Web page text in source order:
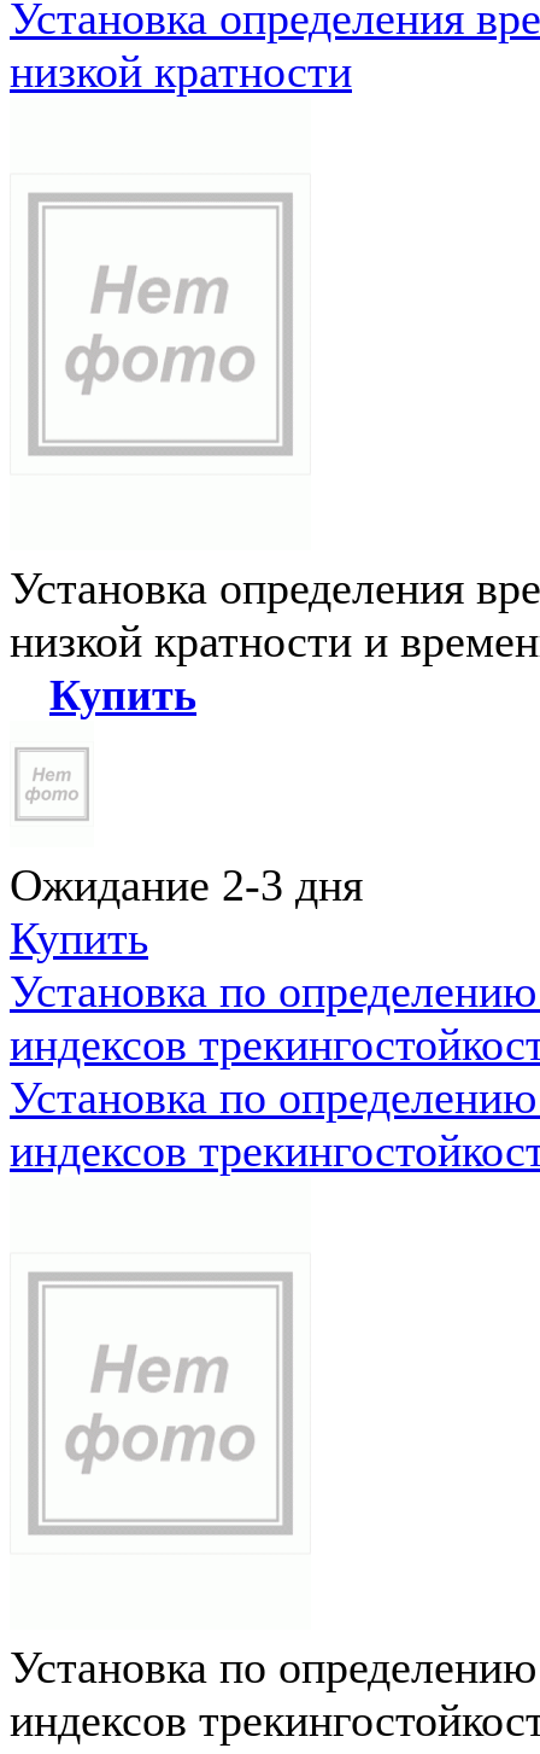
Установка определения
низкой кратности
Установка определения
низкой кратности и
Купить
Ожидание 2-3 дня
Купить
Установка по
индексов
Установка по
индексов
Установка по
индексов